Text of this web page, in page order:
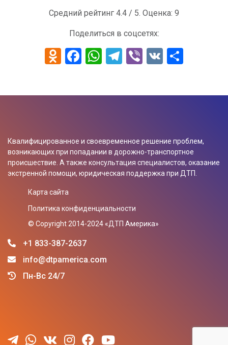
Средний рейтинг 4.4 / 5. Оценка: 9
Поделиться в соцсетях:
Odnoklassniki
Facebook
WhatsApp
Telegram
Viber
VK
Квалифицированное и своевременное решение проблем,
возникающих при попадании в дорожно-транспортное
происшествие. А также консультация специалистов, оказание
экстренной помощи, юридическая поддержка при ДТП.
Карта сайта
Политика конфиденциальности
© Сopyright 2014-2024 «ДТП Америка»
+1 833-387-2637
info@dtpamerica.com
Пн-Вс 24/7